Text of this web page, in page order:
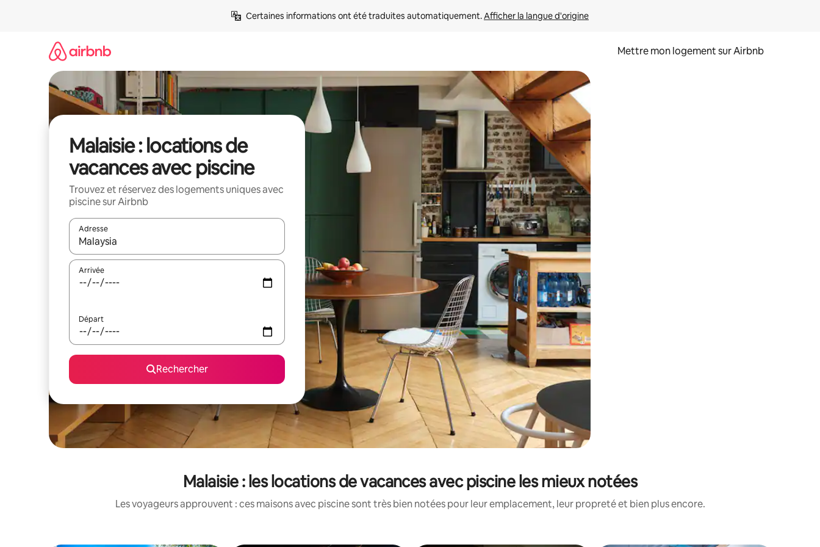
Certaines informations ont été traduites automatiquement. Afficher la langue d'origine
Mettre mon logement sur Airbnb
Malaisie : locations de
vacances avec piscine
Trouvez et réservez des logements uniques avec
piscine sur Airbnb
Adresse
Lorsque les résultats s'affichent, utilisez les flèches vers le haut et vers le bas pour les parcourir ou en appuyant et en faisant glisser.
Arrivée
Départ
Rechercher
Malaisie : les locations de vacances avec piscine les mieux notées
Les voyageurs approuvent : ces maisons avec piscine sont très bien notées pour leur emplacement, leur propreté et bien plus encore.